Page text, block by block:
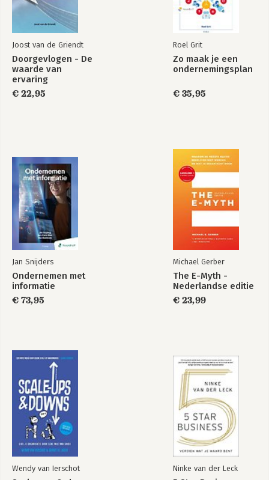
Anders
ondernemen
Joost van de Griendt
Doorgevlogen - De
waarde van
ervaring
€ 22,95
Roel Grit
Zo maak je een
ondernemingsplan
€ 35,95
Jan Snijders
Ondernemen met
informatie
€ 73,95
Michael Gerber
The E-Myth -
Nederlandse editie
€ 23,99
Wendy van Ierschot Ninke van der Leck